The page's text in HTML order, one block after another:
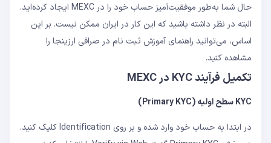
حال شما به‌طور موفقیت‌آمیز حساب خود را در MEXC ایجاد کرده‌اید.
البته در نظر داشته باشید که این کار در ایران ممکن نیست. بر این
اساس، می‌توانید راهنمای آموزش ثبت نام در صرافی ارزینجا را
مشاهده کنید.
تکمیل فرآیند KYC در MEXC
KYC سطح اولیه (Primary KYC)
در ابتدا به حساب خود وارد شده و بر روی Identification کلیک کنید.